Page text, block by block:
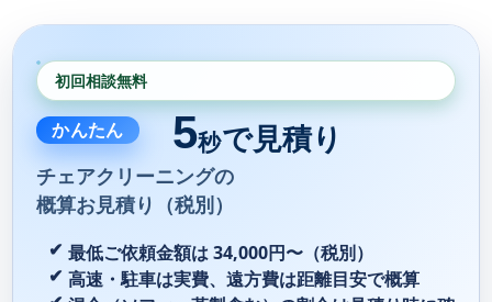
初回相談無料
かんたん 5秒で見積り
チェアクリーニングの
概算お見積り（税別）
最低ご依頼金額は 34,000円〜（税別）
高速・駐車は実費、遠方費は距離目安で概算